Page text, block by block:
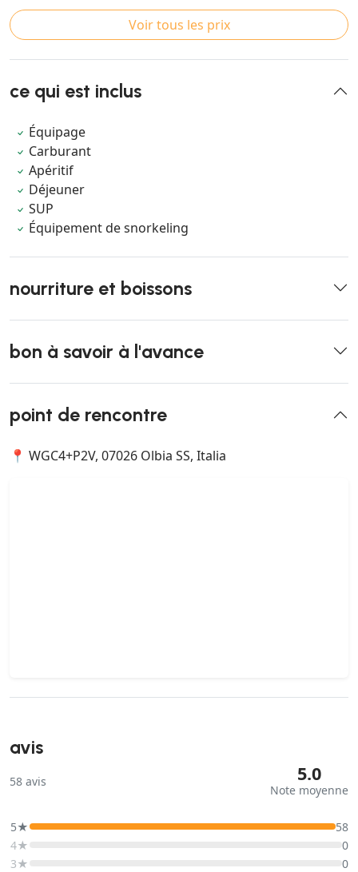
Voir tous les prix
ce qui est inclus
Équipage
Carburant
Apéritif
Déjeuner
SUP
Équipement de snorkeling
nourriture et boissons
bon à savoir à l'avance
point de rencontre
📍 WGC4+P2V, 07026 Olbia SS, Italia
avis
58 avis 5.0
Note moyenne
5★
58
4★
0
3★
0